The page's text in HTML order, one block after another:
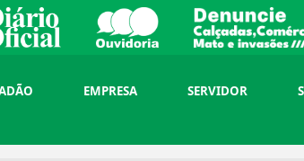
EMPRESA SERVIDOR